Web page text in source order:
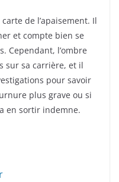
de l’apaisement. Il
et compte bien se
Cependant, l’ombre
sur sa carrière, et il
pour savoir
plus grave ou si
en sortir indemne.